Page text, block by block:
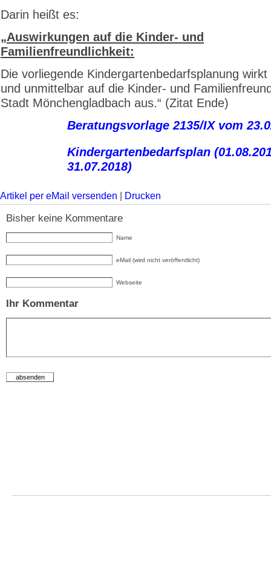
Darin heißt es:
„Auswirkungen auf die Kinder- und
Familienfreundlichkeit:
Die vorliegende Kindergartenbedarfsplanung
und unmittelbar auf die Kinder- und
Stadt Mönchengladbach aus.“ (Zitat Ende)
Beratungsvorlage 2135/IX vom
Kindergartenbedarfsplan
31.07.2018)
Artikel per eMail versenden Drucken
Bisher keine Kommentare
Name
eMail (wird nicht veröffentlicht)
Webseite
Ihr Kommentar